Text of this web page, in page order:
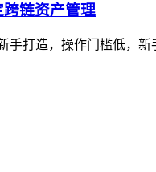
链资产管理
打造，操作门槛低，